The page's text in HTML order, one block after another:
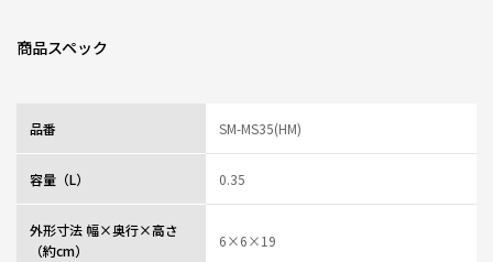
た
★★★
ニックネーム：なかヒロ さん
ウォーキングなど持ち歩くのに軽量でしかも機能もしっかりしていた。
0人が参考になっ
商品スペック
品番 SM-MS35(HM)
容量（L） 0.35
外形寸法 幅×奥行×高さ
（約cm）
6×6×19